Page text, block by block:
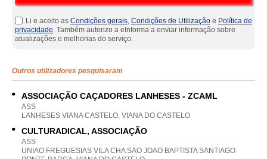
Li e aceito as Condições gerais, Condições de Utilização e Política de
privacidade. Também autorizo a eInforma a enviar informação sobre
atualizações e melhorias do serviço.
Outros utilizadores pesquisaram
ASSOCIAÇÃO CAÇADORES LANHESES - ZCAML
ASS
LANHESES VIANA CASTELO, VIANA DO CASTELO
CULTURADICAL, ASSOCIAÇÃO
ASS
UNIAO FREGUESIAS VILA CHA SAO JOAO BAPTISTA SANTIAGO